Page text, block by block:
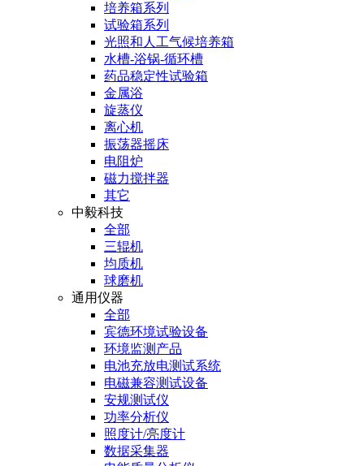
培养箱系列
试验箱系列
光照和人工气候培养箱
水槽-浴锅-循环槽
药品稳定性试验箱
金属浴
旋蒸仪
离心机
振荡器摇床
电阻炉
磁力搅拌器
其它
中毅科技
全部
三辊机
均质机
球磨机
通用仪器
全部
宾德环境试验设备
环境监测产品
电池充放电测试系统
电磁兼容测试设备
安规测试仪
功率分析仪
照度计/亮度计
数据采集器